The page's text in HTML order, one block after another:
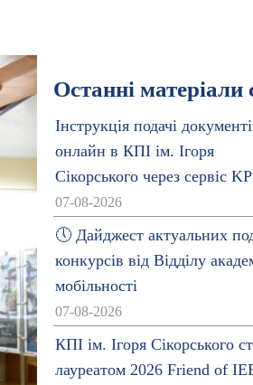
Останні матеріали
Інструкція подачі
онлайн в КПІ ім. Ігоря
Сікорського через сервіс
07-08-2026
🕔 Дайджест актуальних
конкурсів від Відділу
мобільності
07-08-2026
КПІ ім. Ігоря Сікорського
лауреатом 2026 Friend of